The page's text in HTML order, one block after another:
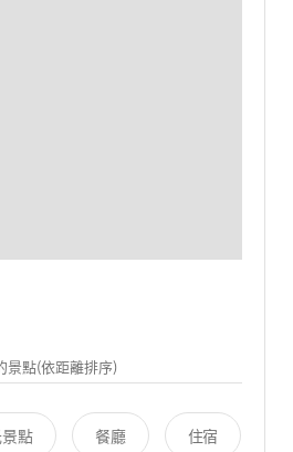
景點(依距離排序)
點 餐廳 住宿